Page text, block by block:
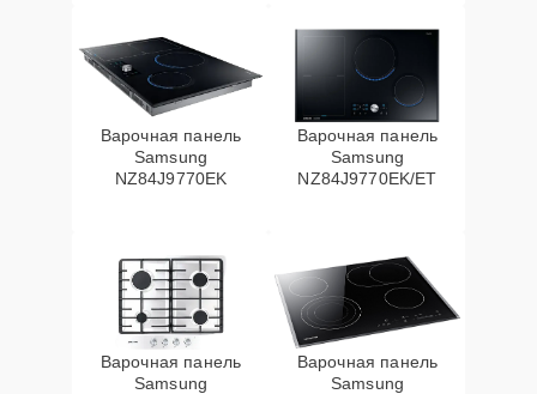
Варочная панель
Samsung
NZ84J9770EK
Варочная панель
Samsung
NZ84J9770EK/ET
Варочная панель
Samsung
Варочная панель
Samsung